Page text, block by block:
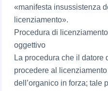
«manifesta insussistenza
licenziamento».
Procedura di
oggettivo
La procedura che il datore
procedere al
dell’organico in forza; tale